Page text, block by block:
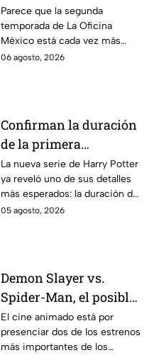
temporada 2 y un
detalle desata teorías
entre los fans
Parece que la segunda
temporada de La Oficina
México está cada vez más
cerca, pues el elenco ya se
06 agosto, 2026
Confirman la duración
de la primera
temporada de Harry
Potter y emocionará a
los fans de los libros
La nueva serie de Harry Potter
ya reveló uno de sus detalles
más esperados: la duración de
la primera temporada basada
05 agosto, 2026
Demon Slayer vs.
Spider-Man, el posible
gran enfrentamiento
en taquilla del 2027
El cine animado está por
presenciar dos de los estrenos
más importantes de los